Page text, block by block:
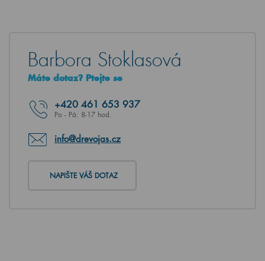
Barbora Stoklasová
Máte dotaz? Ptejte se
+420 461 653 937
Po - Pá: 8-17 hod.
info@drevojas.cz
NAPIŠTE VÁŠ DOTAZ